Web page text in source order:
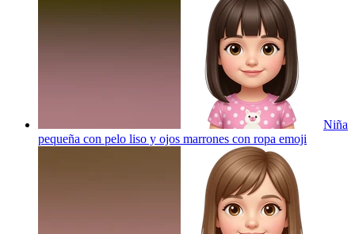
Niña
pequeña con pelo liso y ojos marrones con ropa emoji